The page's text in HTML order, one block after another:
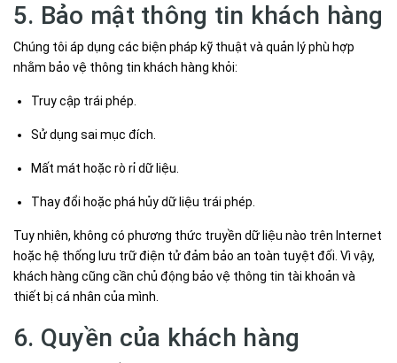
5. Bảo mật thông tin khách hàng
Chúng tôi áp dụng các biện pháp kỹ thuật và quản lý phù hợp
nhằm bảo vệ thông tin khách hàng khỏi:
Truy cập trái phép.
Sử dụng sai mục đích.
Mất mát hoặc rò rỉ dữ liệu.
Thay đổi hoặc phá hủy dữ liệu trái phép.
Tuy nhiên, không có phương thức truyền dữ liệu nào trên Internet
hoặc hệ thống lưu trữ điện tử đảm bảo an toàn tuyệt đối. Vì vậy,
khách hàng cũng cần chủ động bảo vệ thông tin tài khoản và
thiết bị cá nhân của mình.
6. Quyền của khách hàng